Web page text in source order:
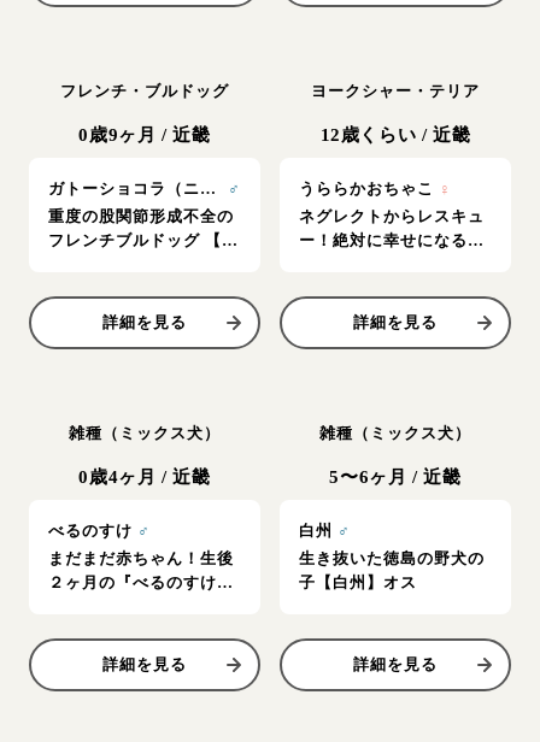
フレンチ・ブルドッグ
0歳9ヶ月 /近畿
ガトーショコラ（ニックネーム…ガッツ）
♂
重度の股関節形成不全の
フレンチブルドッグ 【ガ
詳細を見る
ヨークシャー・テリア
12歳くらい /近畿
うららかおちゃこ
♀
ネグレクトからレスキュ
ー！絶対に幸せになる！
詳細を見る
雑種（ミックス犬）
0歳4ヶ月 /近畿
べるのすけ ♂
まだまだ赤ちゃん！生後
２ヶ月の『べるのすけ』
詳細を見る
雑種（ミックス犬）
5〜6ヶ月 /近畿
白州 ♂
生き抜いた徳島の野犬の
子【白州】オス
詳細を見る